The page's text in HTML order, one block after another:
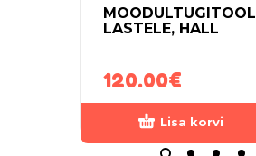
MOODULTUGITOOL
LASTELE, HALL
120.00€
Lisa korvi